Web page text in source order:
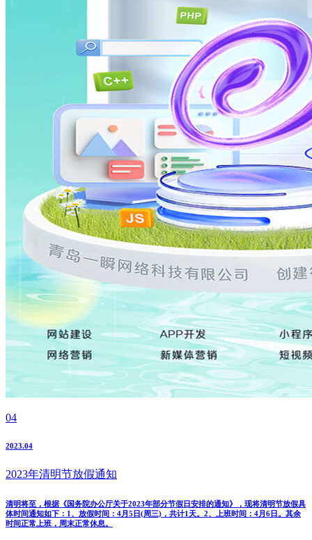
04
2023.04
2023年清明节放假通知
清明将至，根据《国务院办公厅关于2023年部分节假日安排的通知》，现将清明节放假具
体时间通知如下：1、放假时间：4月5日(周三)，共计1天。2、上班时间：4月6日。其余
时间正常上班，周末正常休息。